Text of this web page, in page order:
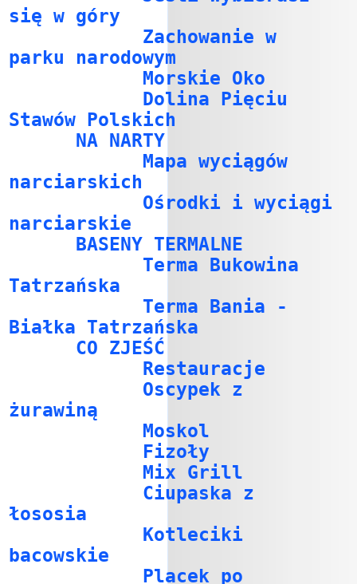
się w góry
Zachowanie w
parku narodowym
Morskie Oko
Dolina Pięciu
Stawów Polskich
NA NARTY
Mapa wyciągów
narciarskich
Ośrodki i wyciągi
narciarskie
BASENY TERMALNE
Terma Bukowina
Tatrzańska
Terma Bania -
Białka Tatrzańska
CO ZJEŚĆ
Restauracje
Oscypek z
żurawiną
Moskol
Fizoły
Mix Grill
Ciupaska z
łososia
Kotleciki
bacowskie
Placek po